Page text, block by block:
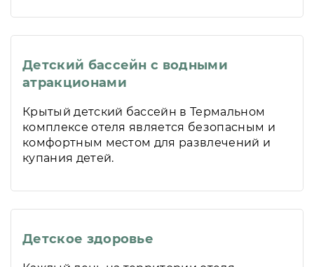
Детский бассейн с водными
атракционами
Крытый детский бассейн в Термальном
комплексе отеля является безопасным и
комфортным местом для развлечений и
купания детей.
Детское здоровье